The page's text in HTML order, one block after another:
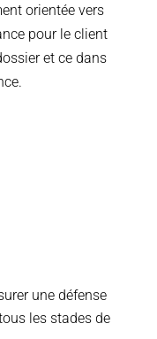
orientée vers
pour le client
et ce dans
une défense
les stades de